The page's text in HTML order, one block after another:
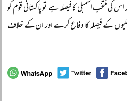
کی منتخب اسمبلی کا فیصلہ ہے تو پاکستانی قوم کو
کے فیصلہ کا دفاع کرے اور ان کے خلاف